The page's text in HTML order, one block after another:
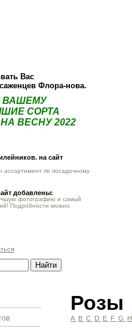
Вас
Флора-нова.
ВАШЕМУ
СОРТА
ВЕСНУ 2022
на сайт
по посадочному
добавлены:
фотографию и самый
Подробности можно
Розы
A B C D E F G